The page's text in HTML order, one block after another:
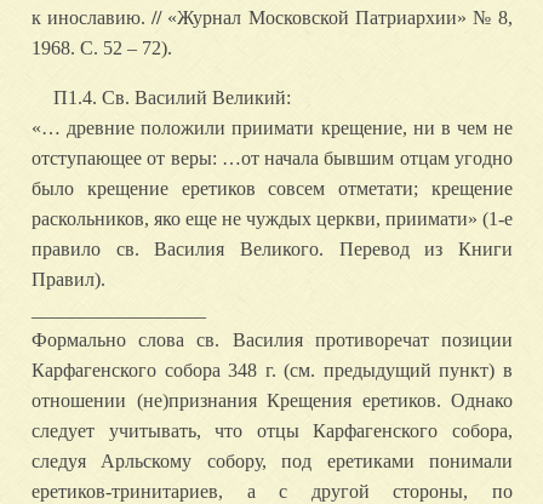
к инославию.//«Журнал Московской Патриархии» № 8,
1968. С. 52 – 72).
П1.4. Св. Василий Великий:
«… древние положили приимати крещение, ни в чем не
отступающее от веры: …от начала бывшим отцам угодно
было крещение еретиков совсем отметати; крещение
раскольников, яко еще не чуждых церкви, приимати» (1-е
правило св. Василия Великого. Перевод из Книги
Правил).
Формально слова св. Василия противоречат позиции
Карфагенского собора 348 г. (см. предыдущий пункт) в
отношении (не)признания Крещения еретиков. Однако
следует учитывать, что отцы Карфагенского собора,
следуя Арльскому собору, под еретиками понимали
еретиков-тринитариев, а с другой стороны, по